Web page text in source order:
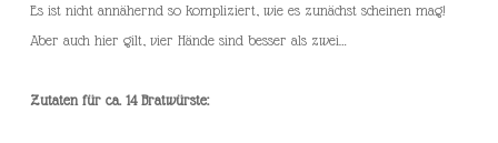
Es ist nicht annähernd so kompliziert, wie es zunächst scheinen mag!
Aber auch hier gilt, vier Hände sind besser als zwei…
Zutaten für ca. 14 Bratwürste: